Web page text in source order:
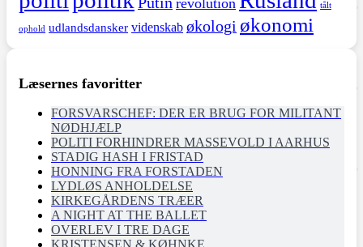
revolution tålt
ophold udlandsdansker videnskab økologi økonomi
Læsernes favoritter
FORSVARSCHEF: DER ER BRUG FOR MILITANT
NØDHJÆLP
POLITI FORHINDRER MASSEVOLD I AARHUS
STADIG HASH I FRISTAD
HONNING FRA FORSTADEN
LYDLØS ANHOLDELSE
KIRKEGÅRDENS TRÆER
A NIGHT AT THE BALLET
OVERLEV I TRE DAGE